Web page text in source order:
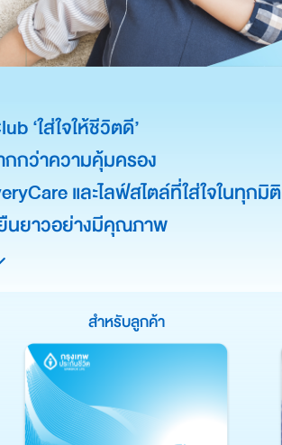
‘ใส่ใจให้ชีวิตดี’
กว่าความคุ้มครอง
และไลฟ์สไตล์ที่ใส่ใจในทุกมิติ
นยาวอย่างมีคุณภาพ
สำหรับลูกค้า